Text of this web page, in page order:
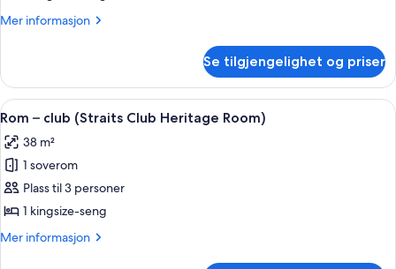
Mer informasjon
Mer
(Straits
Club
Quay)
Se tilgjengelighet og priser
Åpne
alle
bildene
av
Rom
–
club
Rom – club (Straits Club Heritage
9
Rom – club (Straits Club Heritage Room)
38 m²
1 soverom
Plass til 3 personer
1 kingsize-seng
Mer informasjon
Mer